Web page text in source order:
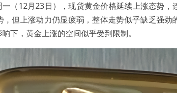
12月23日），现货黄金价格延续上涨态势，连
但上涨动力仍显疲弱，整体走势似乎缺乏强劲
下，黄金上涨的空间似乎受到限制。